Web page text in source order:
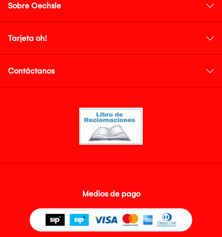
Sobre Oechsle
Tarjeta oh!
Contáctanos
Medios de pago